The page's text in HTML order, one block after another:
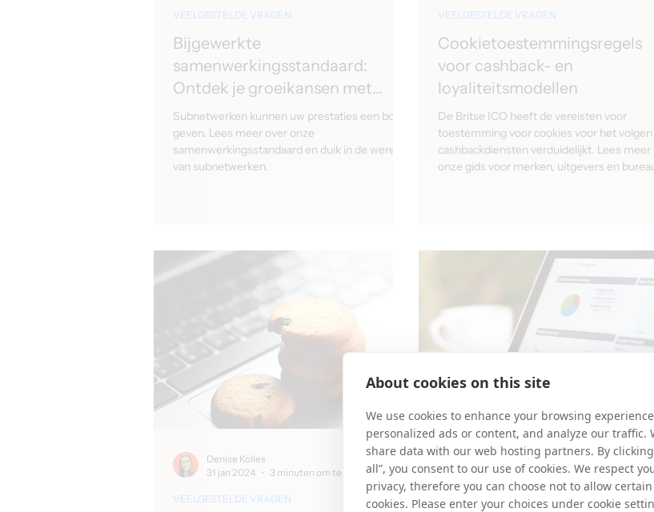
Bijgewerkte
samenwerkingsstandaard:
Ontdek je groeikansen met
subnetwerken!
Subnetwerken kunnen uw prestaties een boost
geven. Lees meer over onze
samenwerkingsstandaard en duik in de wereld
van subnetwerken.
VEELGESTELDE VRAGEN
Cookietoestemmingsregels
voor cashback- en
loyaliteitsmodellen
De Britse ICO heeft de vereisten voor
toestemming voor cookies voor het volgen
cashbackdiensten verduidelijkt. Lees meer
onze gids voor merken, uitgevers en
VEELGESTELDE VRAGEN
VEELGESTELDE VRAGEN
Denise Kolles
31 jan 2024
3 minuten om te lezen
VEELGESTELDE VRAGEN
Denise Kolles
17 aug 2023
4 minuten om te lezen
About cookies on this site
We use cookies to enhance your browsing
personalized ads or content, and analyze our traffic.
share data with our web hosting partners. By clicking
all”, you consent to our use of cookies. We respect
privacy, therefore you can choose not to allow
cookies. Please enter your choices under cookie